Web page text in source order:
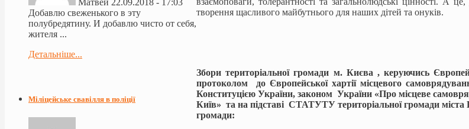
творення щасливого майбутнього для наших дітей та онуків.
Збори територіальної громади м. Києва , керуючись
протоколом до Європейської хартії місцевого
Конституцією України, законом України «Про місцеве
Київ» та на підставі СТАТУТУ територіальної громади
громади:
Матвей 22.09.2018 - 17:03
Добавлю свеженького в эту
полубредятину. И добавлю чисто от себя,
жителя ...
Детальніше...
Міліцейське свавілля в поліції